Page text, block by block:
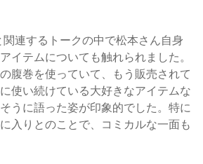
連するトークの中で松本さん自身
イテムについても触れられました。
腹巻を使っていて、もう販売されて
使い続けている大好きなアイテムな
うに語った姿が印象的でした。特に
入りとのことで、コミカルな一面も